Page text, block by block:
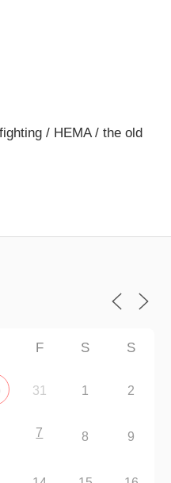
/ HEMA / the old
F S S
31 1 2
7 8 9